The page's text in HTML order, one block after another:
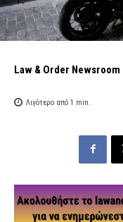
Law & Order Newsroom
Λιγότερο από 1 min.